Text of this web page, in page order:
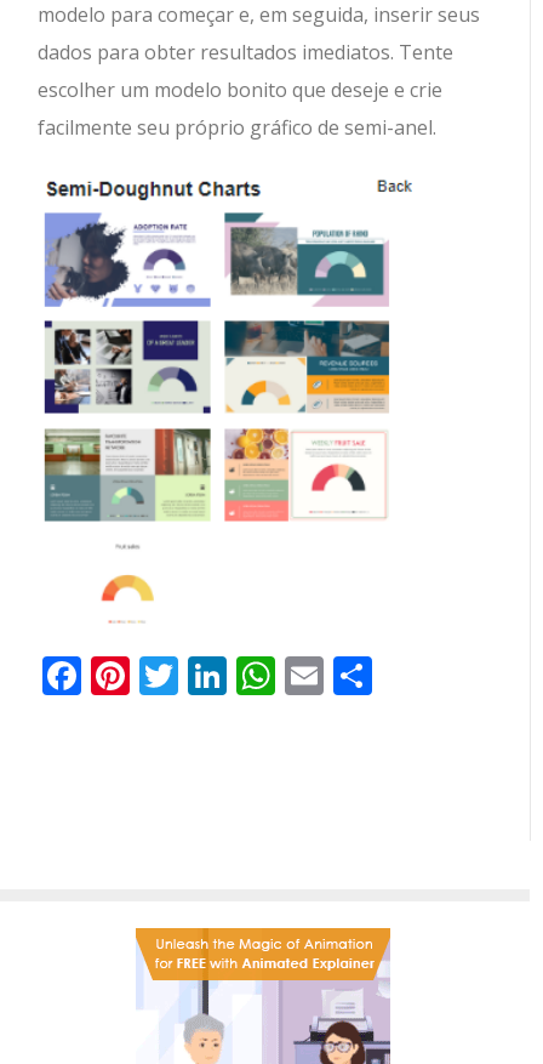
modelo para começar e, em seguida, inserir seus
dados para obter resultados imediatos. Tente
escolher um modelo bonito que deseje e crie
facilmente seu próprio gráfico de semi-anel.
Facebook
Pinterest
Twitter
LinkedIn
WhatsApp
Email